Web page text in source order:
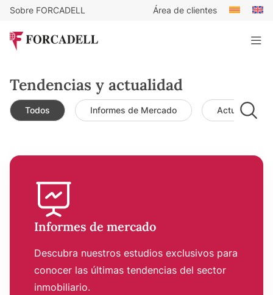
Sobre FORCADELL Área de clientes
Tendencias y actualidad
Todos Informes de Mercado Actualidad
Informes de mercado
Descubra nuestros estudios exclusivos para
conocer las últimas tendencias del sector
inmobiliario.